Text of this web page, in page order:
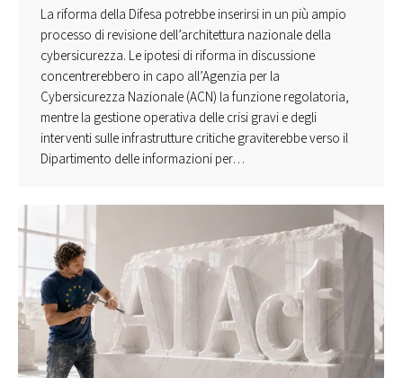
La riforma della Difesa potrebbe inserirsi in un più ampio
processo di revisione dell’architettura nazionale della
cybersicurezza. Le ipotesi di riforma in discussione
concentrerebbero in capo all’Agenzia per la
Cybersicurezza Nazionale (ACN) la funzione regolatoria,
mentre la gestione operativa delle crisi gravi e degli
interventi sulle infrastrutture critiche graviterebbe verso il
Dipartimento delle informazioni per…